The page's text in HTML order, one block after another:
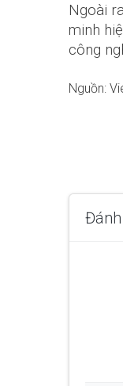
Ngoài
minh
công
Nguồn: